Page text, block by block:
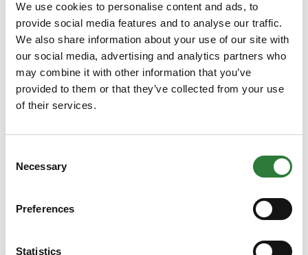
We use cookies to personalise content and ads, to
provide social media features and to analyse our traffic.
We also share information about your use of our site with
our social media, advertising and analytics partners who
may combine it with other information that you’ve
provided to them or that they’ve collected from your use
of their services.
Selection
Necessary
Preferences
Statistics
tildeles to stjerner
for ny
dyrkningsjournal i
CropManager
Digital løsning, der
ved Agromek Stars
SEGES Innovation P/S
dyrkningsjournalen i Cro
lancerer
automatisk
mælkefilter til
Astronaut-
malkerobotter
er tildelt tre stjerner til
reducerer arbejdstiden
og eliminerer brugen af